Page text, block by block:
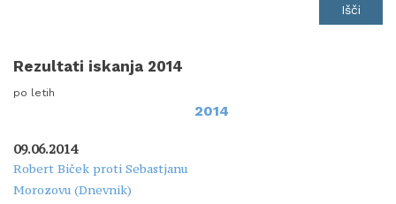
Rezultati iskanja 2014
po letih
2014
09.06.2014
Robert Biček proti Sebastjanu
Morozovu (Dnevnik)